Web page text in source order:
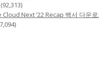
(92,313)
Cloud Next ’22 Recap 백서 다운로